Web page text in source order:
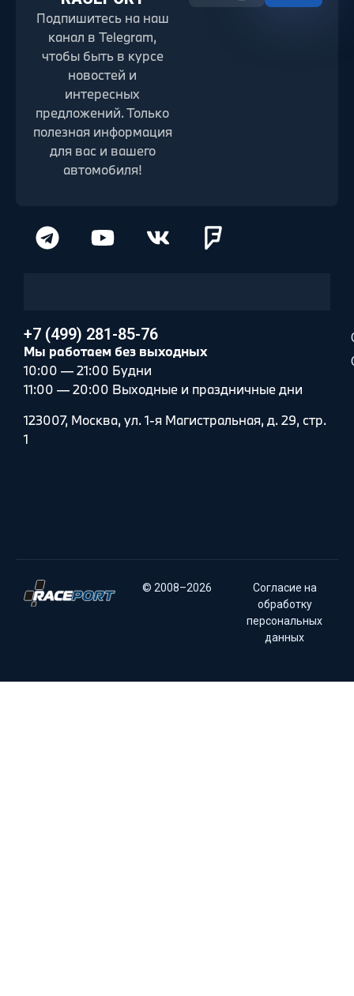
Подпишитесь на наш
канал в Telegram,
чтобы быть в курсе
новостей и
интересных
предложений. Только
полезная информация
для вас и вашего
автомобиля!
+7 (499) 281-85-76
Мы работаем без выходных
10:00 — 21:00 Будни
11:00 — 20:00 Выходные и праздничные дни
123007, Москва, ул. 1-я Магистральная, д. 29, стр.
1
© 2008–2026
Согласие на
обработку
персональных
данных